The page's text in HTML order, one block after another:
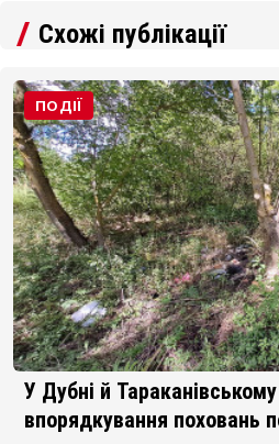
Схожі публікації
ПОДІЇ
У Дубні й
впорядкування поховань